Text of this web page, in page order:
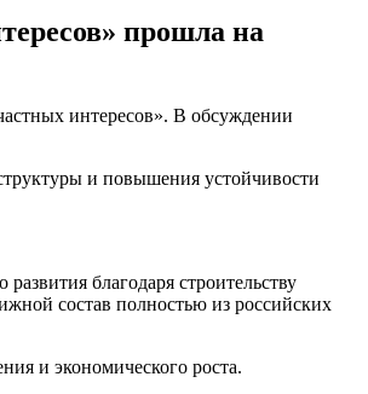
прошла на
интересов». В обсуждении
и повышения устойчивости
благодаря строительству
состав полностью из российских
и экономического роста.